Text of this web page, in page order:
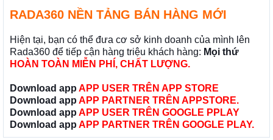
RADA360 NỀN TẢNG BÁN HÀNG MỚI
Hiện tại, bạn có thể đưa cơ sở kinh doanh của mình lên
Rada360 để tiếp cận hàng triệu khách hàng: Mọi thứ
HOÀN TOÀN MIỄN PHÍ, CHẤT LƯỢNG.
Download app APP USER TRÊN APP STORE
Download app APP PARTNER TRÊN APPSTORE.
Download app APP USER TRÊN GOOGLE PPLAY
Download app APP PARTNER TRÊN GOOGLE PLAY.